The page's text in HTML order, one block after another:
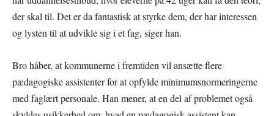
der skal til. Det er da fantastisk at styrke dem, der har interessen
og lysten til at udvikle sig i et fag, siger han.
Bro håber, at kommunerne i fremtiden vil ansætte flere
pædagogiske assistenter for at opfylde minimumsnormeringerne
med faglært personale. Han mener, at en del af problemet også